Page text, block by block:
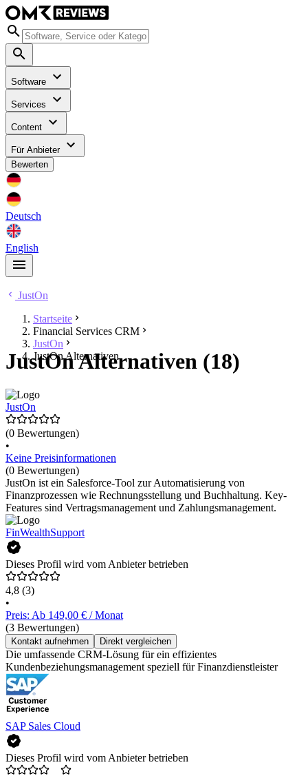
Software
Services
Content
Für Anbieter
Bewerten
Deutsch
English
JustOn
Startseite
Financial Services CRM
JustOn
JustOn Alternativen
JustOn Alternativen (18)
JustOn
(0 Bewertungen)
•
Keine Preisinformationen
(0 Bewertungen)
JustOn ist ein Salesforce-Tool zur Automatisierung von
Finanzprozessen wie Rechnungsstellung und Buchhaltung. Key-
Features sind Vertragsmanagement und Zahlungsmanagement.
FinWealthSupport
Dieses Profil wird vom Anbieter betrieben
4,8 (3)
•
Preis: Ab 149,00 € / Monat
(3 Bewertungen)
Kontakt aufnehmen Direkt vergleichen
Die umfassende CRM-Lösung für ein effizientes
Kundenbeziehungsmanagement speziell für Finanzdienstleister
SAP Sales Cloud
Dieses Profil wird vom Anbieter betrieben